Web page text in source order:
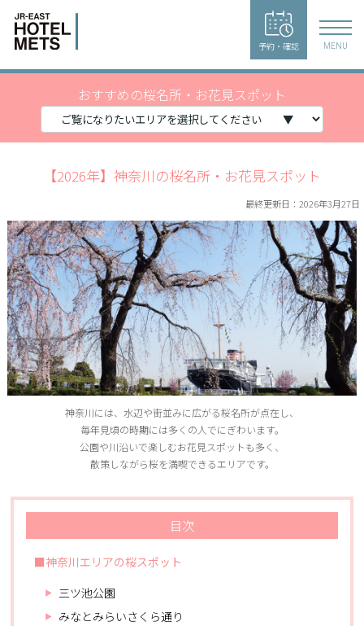
予約・確認 MENU
おすすめの桜名所・お花見スポット
【2026年】神奈川の桜名所・お花見スポット
最終更新日：2026年3月27日
神奈川には、水辺や街並みに広がる桜名所が点在し、
毎年見頃の時期には多くの人でにぎわいます。
公園や川沿いで楽しむお花見スポットも多く、
散策しながら桜を満喫できるエリアです。
目次
■神奈川エリアの桜スポット
三ツ池公園
みなとみらいさくら通り